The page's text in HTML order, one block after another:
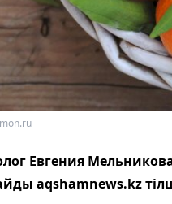
Евгения
aqshamnews.kz